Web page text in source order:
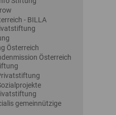
- BILLA
Österreich
Österreich
gemeinnützige